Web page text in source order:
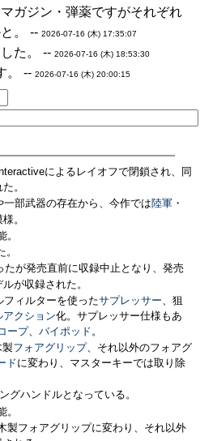
ガジン・弾薬ですがそれぞれ
。 -- 2026-07-16 (木) 17:35:07
た。 -- 2026-07-16 (木) 18:53:30
。 -- 2026-07-16 (木) 20:00:15
によるレイオフで閉鎖され、同
。
部武器の存在から、今作では陸軍 ・
。
。
が発売直前に収録中止となり、発売
が収録された。
フィルターを使ったサプレッサー 、狙
アクション化。サプレッサー仕様もあ
ープ、 バイポッド 。
フォアグリップ、それ以外のフォアグ
ドに変わり、マスターキーでは取り除
グハンドルとなっている。
製フォアグリップに変わり、それ以外